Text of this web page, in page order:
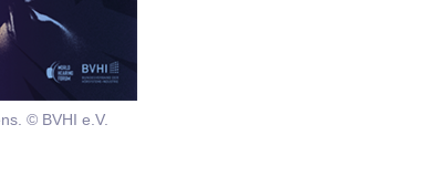
© BVHI e.V.